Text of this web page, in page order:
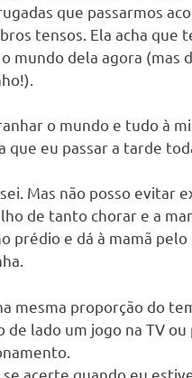
que passarmos
tensos. Ela acha
mundo dela agora
o mundo e tudo à
que eu passar a tarde
Mas não posso evitar
de tanto chorar e a
prédio e dá à mamã
mesma proporção do
de lado um jogo na TV
acerte quando eu